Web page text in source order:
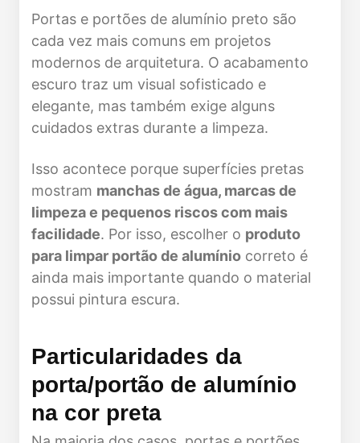
Portas e portões de alumínio preto são
cada vez mais comuns em projetos
modernos de arquitetura. O acabamento
escuro traz um visual sofisticado e
elegante, mas também exige alguns
cuidados extras durante a limpeza.
Isso acontece porque superfícies pretas
mostram manchas de água, marcas de
limpeza e pequenos riscos com mais
facilidade. Por isso, escolher o produto
para limpar portão de alumínio correto é
ainda mais importante quando o material
possui pintura escura.
Particularidades da
porta/portão de alumínio
na cor preta